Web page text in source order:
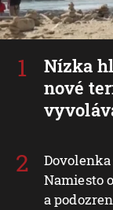
Nízka
nové
Namiesto
a